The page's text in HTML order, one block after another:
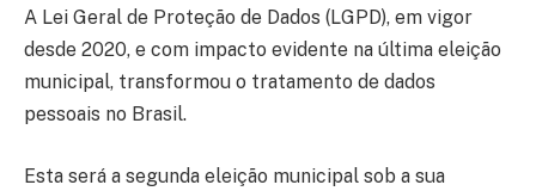
A Lei Geral de Proteção de Dados (LGPD), em vigor
desde 2020, e com impacto evidente na última eleição
municipal, transformou o tratamento de dados
pessoais no Brasil.
Esta será a segunda eleição municipal sob a sua